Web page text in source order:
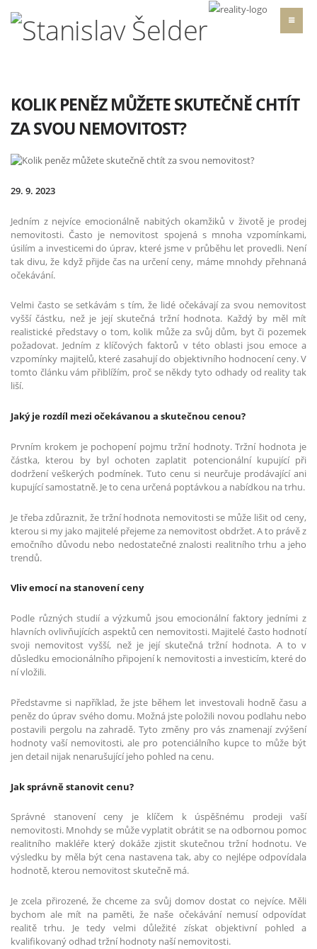
KOLIK PENĚZ MŮŽETE SKUTEČNĚ CHTÍT
ZA SVOU NEMOVITOST?
29. 9. 2023
Jedním z nejvíce emocionálně nabitých okamžiků v životě je prodej
nemovitosti. Často je nemovitost spojená s mnoha vzpomínkami,
úsilím a investicemi do úprav, které jsme v průběhu let provedli. Není
tak divu, že když přijde čas na určení ceny, máme mnohdy přehnaná
očekávání.
Velmi často se setkávám s tím, že lidé očekávají za svou nemovitost
vyšší částku, než je její skutečná tržní hodnota. Každý by měl mít
realistické představy o tom, kolik může za svůj dům, byt či pozemek
požadovat. Jedním z klíčových faktorů v této oblasti jsou emoce a
vzpomínky majitelů, které zasahují do objektivního hodnocení ceny. V
tomto článku vám přiblížím, proč se někdy tyto odhady od reality tak
liší.
Jaký je rozdíl mezi očekávanou a skutečnou cenou?
Prvním krokem je pochopení pojmu tržní hodnoty. Tržní hodnota je
částka, kterou by byl ochoten zaplatit potencionální kupující při
dodržení veškerých podmínek. Tuto cenu si neurčuje prodávající ani
kupující samostatně. Je to cena určená poptávkou a nabídkou na trhu.
Je třeba zdůraznit, že tržní hodnota nemovitosti se může lišit od ceny,
kterou si my jako majitelé přejeme za nemovitost obdržet. A to právě z
emočního důvodu nebo nedostatečné znalosti realitního trhu a jeho
trendů.
Vliv emocí na stanovení ceny
Podle různých studií a výzkumů jsou emocionální faktory jedními z
hlavních ovlivňujících aspektů cen nemovitosti. Majitelé často hodnotí
svoji nemovitost vyšší, než je její skutečná tržní hodnota. A to v
důsledku emocionálního připojení k nemovitosti a investicím, které do
ní vložili.
Představme si například, že jste během let investovali hodně času a
peněz do úprav svého domu. Možná jste položili novou podlahu nebo
postavili pergolu na zahradě. Tyto změny pro vás znamenají zvýšení
hodnoty vaší nemovitosti, ale pro potenciálního kupce to může být
jen detail nijak nenarušující jeho pohled na cenu.
Jak správně stanovit cenu?
Správné stanovení ceny je klíčem k úspěšnému prodeji vaší
nemovitosti. Mnohdy se může vyplatit obrátit se na odbornou pomoc
realitního makléře který dokáže zjistit skutečnou tržní hodnotu. Ve
výsledku by měla být cena nastavena tak, aby co nejlépe odpovídala
hodnotě, kterou nemovitost skutečně má.
Je zcela přirozené, že chceme za svůj domov dostat co nejvíce. Měli
bychom ale mít na paměti, že naše očekávání nemusí odpovídat
realitě trhu. Je tedy velmi důležité získat objektivní pohled a
kvalifikovaný odhad tržní hodnoty naší nemovitosti.